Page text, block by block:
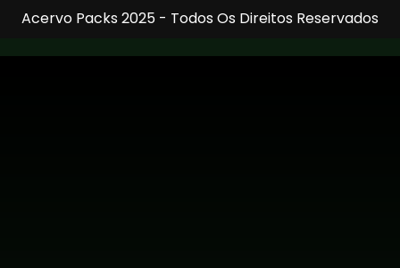
Acervo Packs 2025 - Todos Os Direitos Reservados